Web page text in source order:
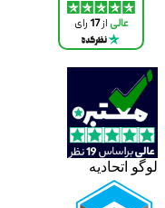
لوگو اتحادیه